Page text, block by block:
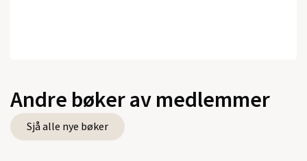
Andre bøker av medlemmer
Sjå alle nye bøker